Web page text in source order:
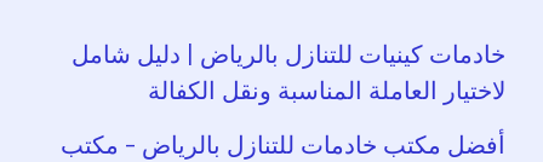
خادمات كينيات للتنازل بالرياض | دليل شامل
لاختيار العاملة المناسبة ونقل الكفالة
أفضل مكتب خادمات للتنازل بالرياض – مكتب